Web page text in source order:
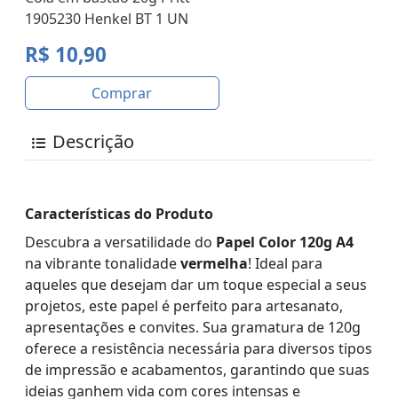
1905230 Henkel BT 1 UN
R$ 10,90
Comprar
Descrição
Características do Produto
Descubra a versatilidade do Papel Color 120g A4
na vibrante tonalidadevermelha! Ideal para
aqueles que desejam dar um toque especial a seus
projetos, este papel é perfeito para artesanato,
apresentações e convites. Sua gramatura de 120g
oferece a resistência necessária para diversos tipos
de impressão e acabamentos, garantindo que suas
ideias ganhem vida com cores intensas e